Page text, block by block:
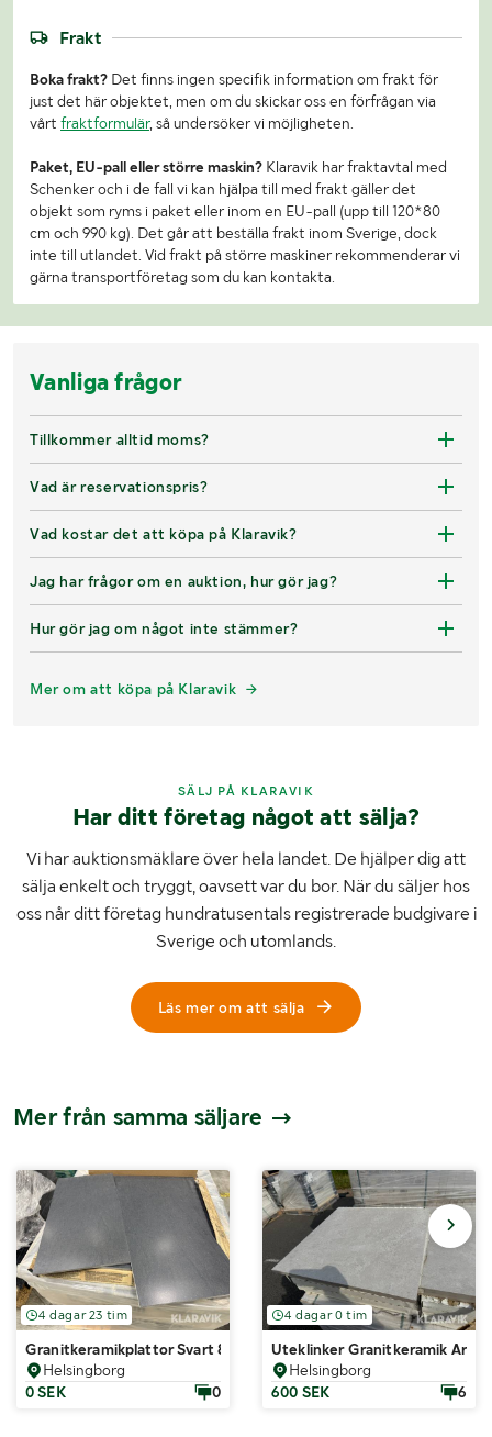
Frakt
Boka frakt? Det finns ingen specifik information om frakt för
just det här objektet, men om du skickar oss en förfrågan via
vårt fraktformulär, så undersöker vi möjligheten.
Paket, EU-pall eller större maskin? Klaravik har fraktavtal med
Schenker och i de fall vi kan hjälpa till med frakt gäller det
objekt som ryms i paket eller inom en EU-pall (upp till 120*80
cm och 990 kg). Det går att beställa frakt inom Sverige, dock
inte till utlandet. Vid frakt på större maskiner rekommenderar vi
gärna transportföretag som du kan kontakta.
Vanliga frågor
Tillkommer alltid moms?
Vad är reservationspris?
Vad kostar det att köpa på Klaravik?
Jag har frågor om en auktion, hur gör jag?
Hur gör jag om något inte stämmer?
Mer om att köpa på Klaravik
SÄLJ PÅ KLARAVIK
Har ditt företag något att sälja?
Vi har auktionsmäklare över hela landet. De hjälper dig att
sälja enkelt och tryggt, oavsett var du bor. När du säljer hos
oss når ditt företag hundratusentals registrerade budgivare i
Sverige och utomlands.
Läs mer om att sälja
Mer från samma säljare
4 dagar 23 tim
Granitkeramikplattor Svart 86m²
Helsingborg
0 SEK
0
4 dagar 0 tim
Uteklinker Granitkeramik
Helsingborg
600 SEK
6